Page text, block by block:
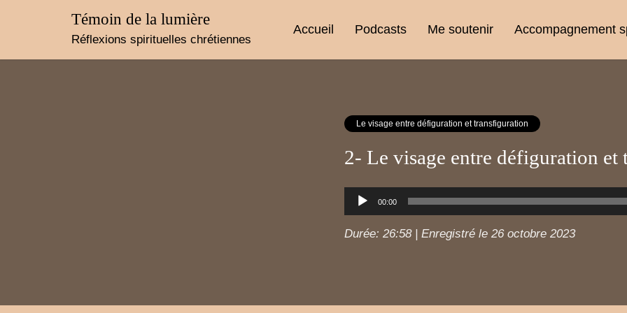
Témoin de la lumière
Réflexions spirituelles chrétiennes
Accueil Podcasts Me soutenir Accompagnement
Le visage entre défiguration et transfiguration
2- Le visage entre défiguration et
Lecteur
audio
00:00
Durée: 26:58| Enregistré le 26 octobre 2023